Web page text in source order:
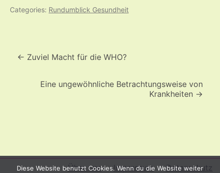
Categories: Rundumblick Gesundheit
← Zuviel Macht für die WHO?
Eine ungewöhnliche Betrachtungsweise von
Krankheiten →
Über uns Impressum Datenschutz
Diese Website benutzt Cookies. Wenn du die Website weiter